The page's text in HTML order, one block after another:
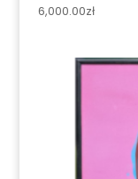
6,000.00zł